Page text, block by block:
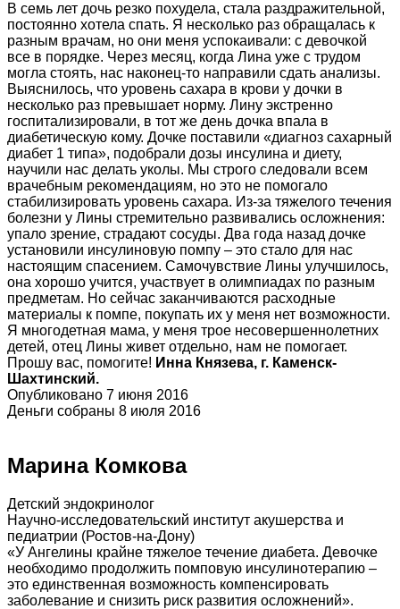
В семь лет дочь резко похудела, стала раздражительной,
постоянно хотела спать. Я несколько раз обращалась к
разным врачам, но они меня успокаивали: с девочкой
все в порядке. Через месяц, когда Лина уже с трудом
могла стоять, нас наконец-то направили сдать анализы.
Выяснилось, что уровень сахара в крови у дочки в
несколько раз превышает норму. Лину экстренно
госпитализировали, в тот же день дочка впала в
диабетическую кому. Дочке поставили «диагноз сахарный
диабет 1 типа», подобрали дозы инсулина и диету,
научили нас делать уколы. Мы строго следовали всем
врачебным рекомендациям, но это не помогало
стабилизировать уровень сахара. Из-за тяжелого течения
болезни у Лины стремительно развивались осложнения:
упало зрение, страдают сосуды. Два года назад дочке
установили инсулиновую помпу – это стало для нас
настоящим спасением. Самочувствие Лины улучшилось,
она хорошо учится, участвует в олимпиадах по разным
предметам. Но сейчас заканчиваются расходные
материалы к помпе, покупать их у меня нет возможности.
Я многодетная мама, у меня трое несовершеннолетних
детей, отец Лины живет отдельно, нам не помогает.
Прошу вас, помогите! Инна Князева, г. Каменск-
Шахтинский.
Опубликовано 7 июня 2016
Деньги собраны 8 июля 2016
Марина Комкова
Детский эндокринолог
Научно-исследовательский институт акушерства и
педиатрии (Ростов-на-Дону)
«У Ангелины крайне тяжелое течение диабета. Девочке
необходимо продолжить помповую инсулинотерапию –
это единственная возможность компенсировать
заболевание и снизить риск развития осложнений».